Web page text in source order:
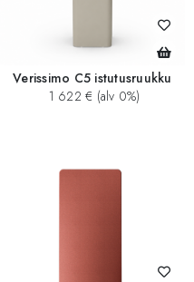
Verissimo C5 istutusruukku
1 622 € (alv 0%)